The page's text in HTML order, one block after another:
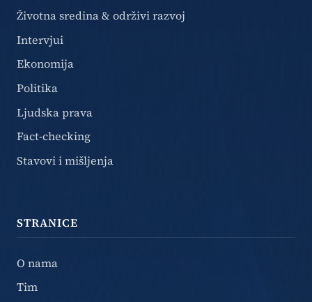
Životna sredina & održivi razvoj
Intervjui
Ekonomija
Politika
Ljudska prava
Fact-checking
Stavovi i mišljenja
STRANICE
O nama
Tim